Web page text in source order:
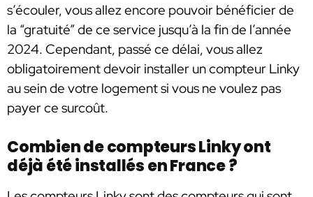
s’écouler, vous allez encore pouvoir bénéficier de
la “gratuité” de ce service jusqu’à la fin de l’année
2024. Cependant, passé ce délai, vous allez
obligatoirement devoir installer un compteur Linky
au sein de votre logement si vous ne voulez pas
payer ce surcoût.
Combien de compteurs Linky ont
déjà été installés en France ?